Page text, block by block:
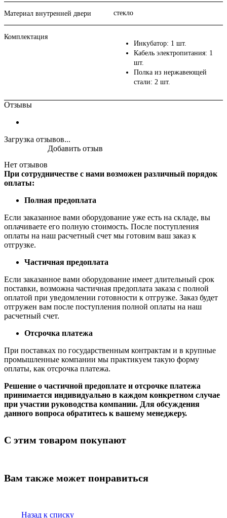
Материал внутренней двери стекло
Комплектация
Инкубатор: 1 шт.
Кабель электропитания: 1
шт.
Полка из нержавеющей
стали: 2 шт.
Отзывы
Загрузка отзывов...
Нет отзывов
Добавить отзыв
При сотрудничестве с нами возможен различный порядок
оплаты:
Полная предоплата
Если заказанное вами оборудование уже есть на складе, вы
оплачиваете его полную стоимость. После поступления
оплаты на наш расчетный счет мы готовим ваш заказ к
отгрузке.
Частичная предоплата
Если заказанное вами оборудование имеет длительный срок
поставки, возможна частичная предоплата заказа с полной
оплатой при уведомлении готовности к отгрузке. Заказ будет
отгружен вам после поступления полной оплаты на наш
расчетный счет.
Отсрочка платежа
При поставках по государственным контрактам и в крупные
промышленные компании мы практикуем такую форму
оплаты, как отсрочка платежа.
Решение о частичной предоплате и отсрочке платежа
принимается индивидуально в каждом конкретном случае
при участии руководства компании. Для обсуждения
данного вопроса обратитесь к вашему менеджеру.
С этим товаром покупают
Вам также может понравиться
Назад к списку